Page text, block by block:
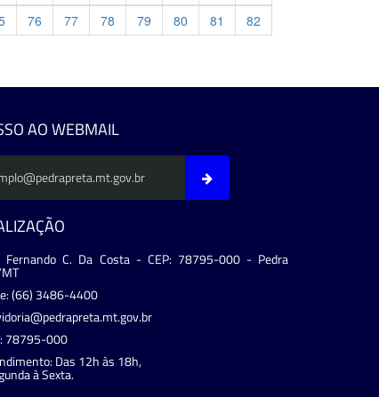
76 77 78 79 80 81
82
AO WEBMAIL
Fernando C. Da Costa - CEP: 78795-000 - Pedra
(66) 3486-4400
78795-000
Das 12h às 18h,
à Sexta.